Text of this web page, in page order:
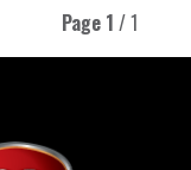
Page 1 / 1